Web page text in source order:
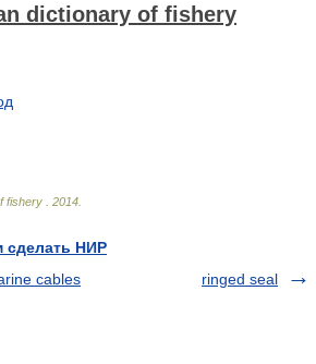
dictionary of fishery
fishery 2014
сделать НИР
cables
ringed seal